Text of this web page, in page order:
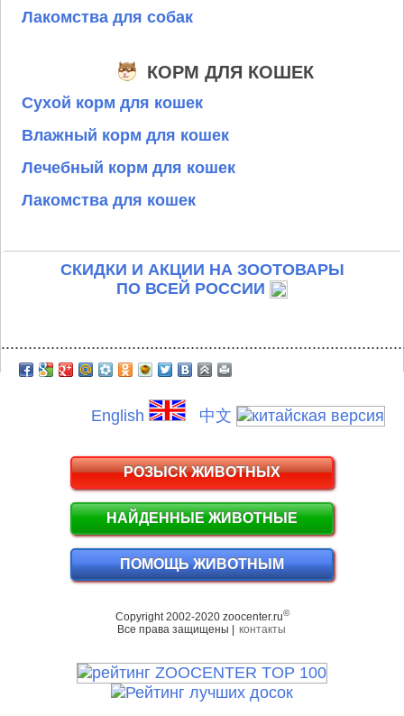
Лакомства для собак
КОРМ ДЛЯ КОШЕК
Сухой корм для кошек
Влажный корм для кошек
Лечебный корм для кошек
Лакомства для кошек
СКИДКИ И АКЦИИ НА ЗООТОВАРЫ
ПО ВСЕЙ РОССИИ
English 中文
РОЗЫСК ЖИВОТНЫХ
НАЙДЕННЫЕ ЖИВОТНЫЕ
ПОМОЩЬ ЖИВОТНЫМ
Copyright 2002-2020 zoocenter.ru©
Все права защищены | контакты